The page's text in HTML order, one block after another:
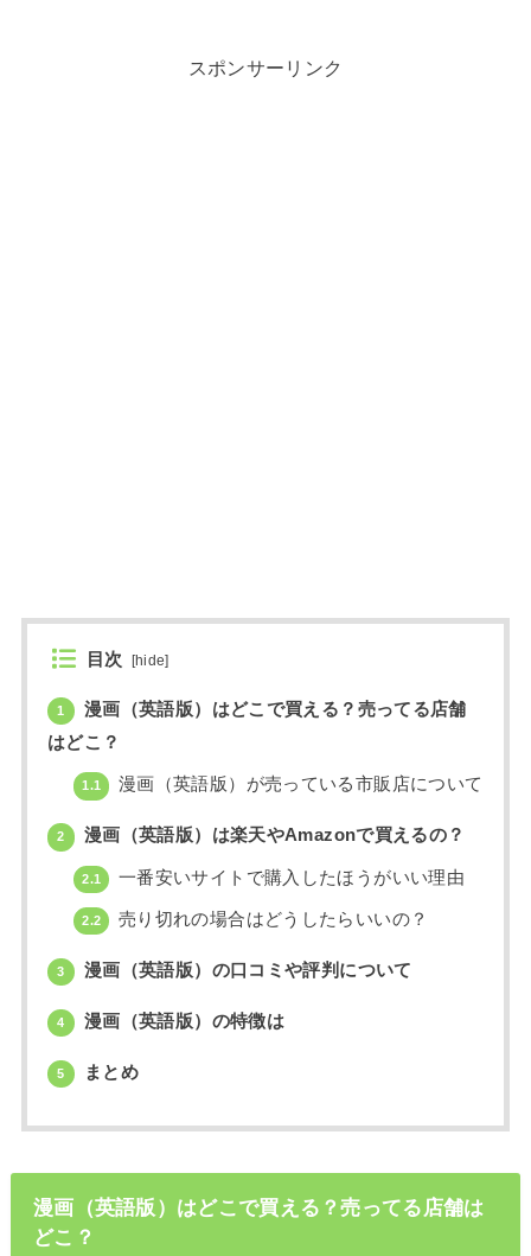
スポンサーリンク
目次 [hide]
1
漫画（英語版）はどこで買える？売ってる店舗
はどこ？
1.1 漫画（英語版）が売っている市販店について
2 漫画（英語版）は楽天やAmazonで買えるの？
2.1 一番安いサイトで購入したほうがいい理由
2.2 売り切れの場合はどうしたらいいの？
3 漫画（英語版）の口コミや評判について
4 漫画（英語版）の特徴は
5 まとめ
漫画（英語版）はどこで買える？売ってる店舗は
どこ？